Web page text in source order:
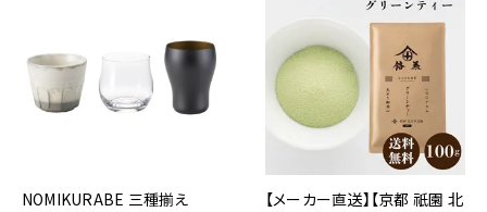
NOMIKURABE 三種揃え
【メーカー直送】【京都 祇園 北